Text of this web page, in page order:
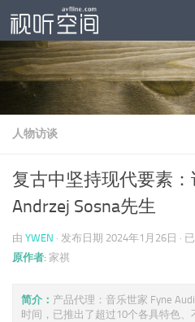
跳至内容
人物访谈
复古中坚持现代要素：
Andrzej Sosna先生
由 YWEN · 发布日期 2024年1月26日 ·
原作者: 家祺
简介： 产品代理：音乐世家 Fyne
时间，已推出了超过10个各具特色